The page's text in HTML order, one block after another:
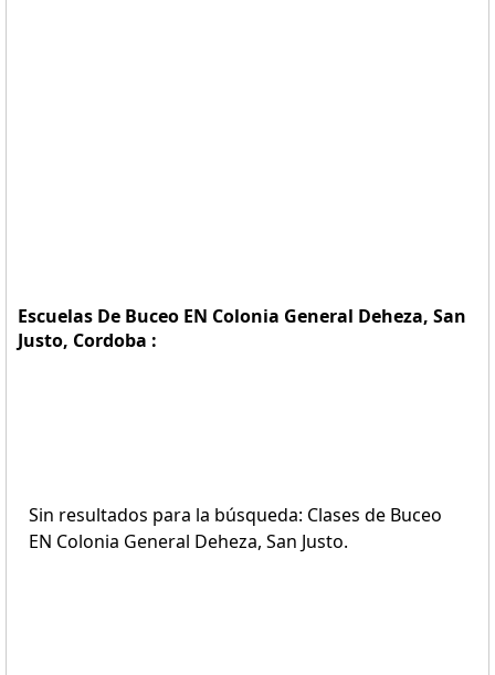
Escuelas De Buceo EN Colonia General Deheza, San
Justo, Cordoba :
Sin resultados para la búsqueda: Clases de Buceo
EN Colonia General Deheza, San Justo.